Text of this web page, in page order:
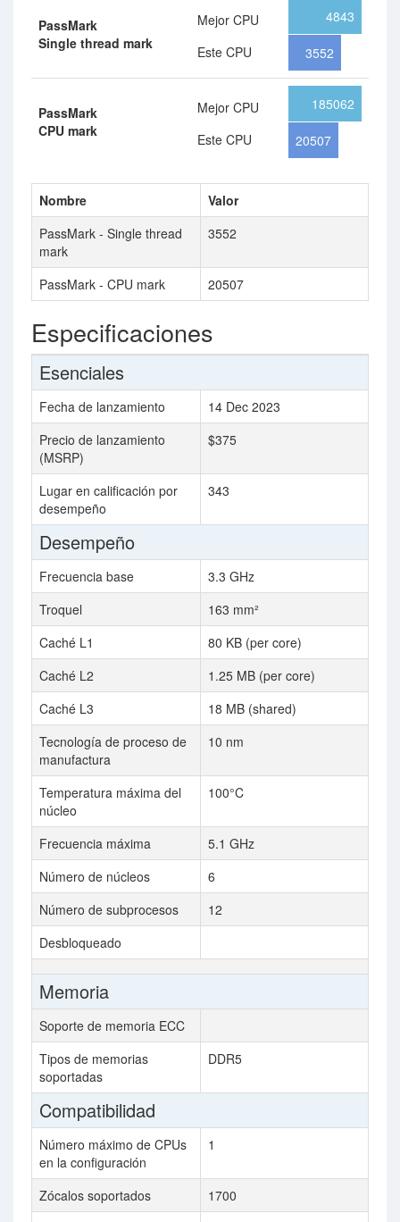
PassMark
Single thread mark
Mejor CPU
Este CPU
4843
3552
PassMark
CPU mark
Mejor CPU
Este CPU
185062
20507
Nombre
Valor
PassMark - Single thread
mark
3552
PassMark - CPU mark 20507
Especificaciones
Esenciales
Fecha de lanzamiento
14 Dec 2023
Precio de lanzamiento
(MSRP)
$375
Lugar en calificación por
desempeño
343
Desempeño
Frecuencia base
3.3 GHz
Troquel
163 mm²
Caché L1
80 KB (per core)
Caché L2
1.25 MB (per core)
Caché L3
18 MB (shared)
Tecnología de proceso de
manufactura
10 nm
Temperatura máxima del
núcleo
100°C
Frecuencia máxima
5.1 GHz
Número de núcleos
6
Número de subprocesos
12
Desbloqueado
Memoria
Soporte de memoria ECC
Tipos de memorias
soportadas
DDR5
Compatibilidad
Número máximo de CPUs
en la configuración
1
Zócalos soportados
1700